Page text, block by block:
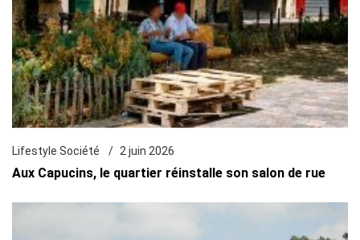
Lifestyle Société 2 juin 2026
Aux Capucins, le quartier réinstalle son salon de rue